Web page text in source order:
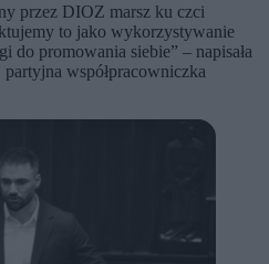
przez DIOZ marsz ku czci
to jako wykorzystywanie
do promowania siebie” – napisała
współpracowniczka